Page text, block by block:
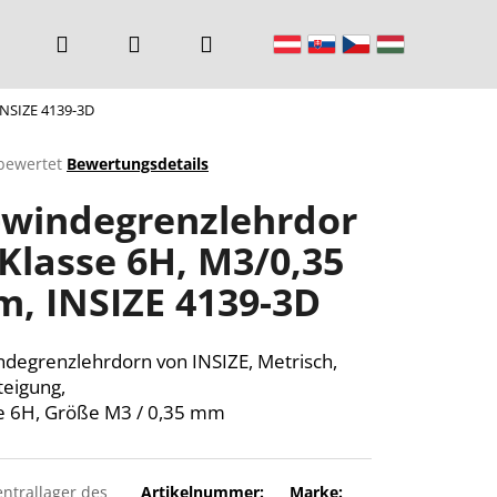
Suchen Warenkorb
4139-3D
Bewertungsdetails
6H, M3/0,35
INSIZE 4139-3D
von INSIZE, Metrisch,
6H, Größe M3 / 0,35 mm
des
Artikelnummer:
Marke: